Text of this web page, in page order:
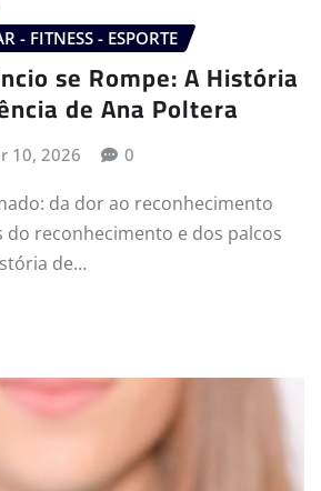
- FITNESS - ESPORTE
se Rompe: A História
de Ana Poltera
10, 2026 0
da dor ao reconhecimento
reconhecimento e dos palcos
de…